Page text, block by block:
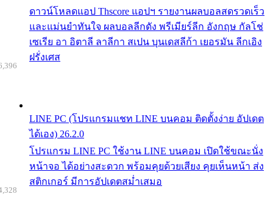
ดาวน์โหลดแอป Thscore แอปฯ รายงานผลบอลสดรวดเร็ว
และแม่นยำทันใจ ผลบอลลีกดัง พรีเมียร์ลีก อังกฤษ กัลโช่
เซเรีย อา อิตาลี ลาลีกา สเปน บุนเดสลีก้า เยอรมัน ลีกเอิง
ฝรั่งเศส
LINE PC (โปรแกรมแชท LINE บนคอม ติดตั้งง่าย อัปเดต
ได้เอง) 26.2.0
โปรแกรม LINE PC ใช้งาน LINE บนคอม เปิดใช้ขณะนั่ง
หน้าจอ ได้อย่างสะดวก พร้อมคุยด้วยเสียง คุยเห็นหน้า ส่ง
สติกเกอร์ มีการอัปเดตสม่ำเสมอ